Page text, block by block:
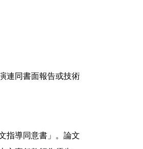
連同書面報告或技術
指導同意書」。論文